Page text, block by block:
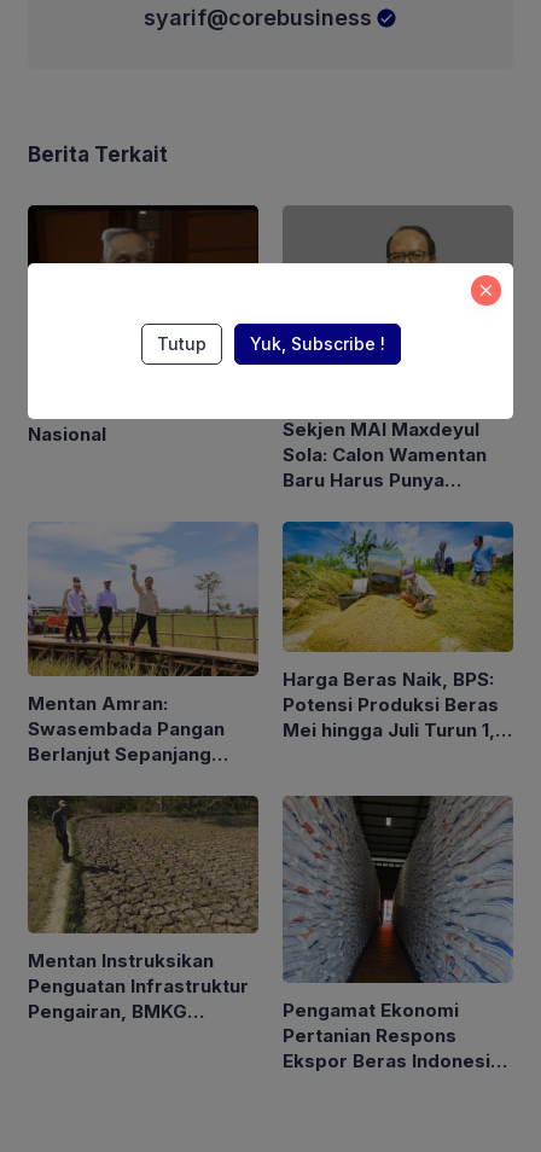
syarif@corebusiness
Berita Terkait
Nasional
Sekjen MAI Maxdeyul
Sola: Calon Wamentan
Baru Harus Punya
Holistik
Mentan Amran:
Swasembada Pangan
Berlanjut Sepanjang
Harga Beras Naik, BPS:
Potensi Produksi Beras
Mei hingga Juli Turun 1,16
Mentan Instruksikan
Penguatan Infrastruktur
Pengairan, BMKG
Pengamat Ekonomi
Pertanian Respons
Ekspor Beras Indonesia
Tutup Yuk, Subscribe !